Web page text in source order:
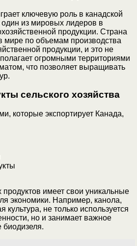
ключевую роль в канадской
из мировых лидеров в
продукции. Страна
мире по объемам производства
продукции, и это не
огромными территориями
что позволяет выращивать
сельского хозяйства
которые экспортирует Канада,
имеет свои уникальные
экономики. Например, канола,
культура, не только используется
но и занимает важное
биодизеля.